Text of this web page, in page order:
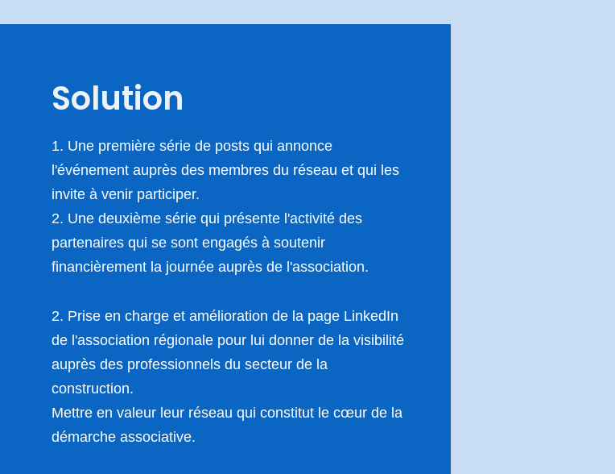
Solution
1. Une première série de posts qui annonce
l'événement auprès des membres du réseau et qui les
invite à venir participer.
2. Une deuxième série qui présente l'activité des
partenaires qui se sont engagés à soutenir
financièrement la journée auprès de l'association.
2. Prise en charge et amélioration de la page LinkedIn
de l'association régionale pour lui donner de la visibilité
auprès des professionnels du secteur de la
construction.
Mettre en valeur leur réseau qui constitut le cœur de la
démarche associative.